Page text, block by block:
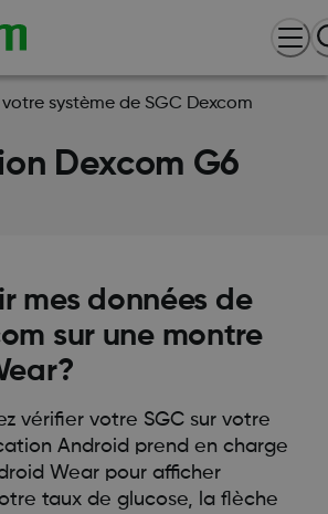
système de SGC Dexcom
Dexcom G6
mes données de
sur une montre
vérifier votre SGC sur votre
Android prend en charge
Wear pour afficher
taux de glucose, la flèche